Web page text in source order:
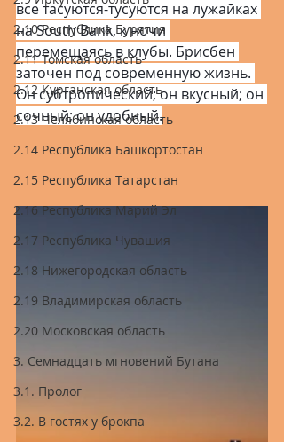
2.10 Республика Бурятия
2.11 Томская область
2.12 Курганская область
2.13 Челябинская область
2.14 Республика Башкортостан
2.15 Республика Татарстан
2.16 Республика Марий Эл
2.17 Республика Чувашия
2.18 Нижегородская область
2.19 Владимирская область
2.20 Московская область
3. Семнадцать мгновений Бутана
3.1. Пролог
3.2. В гостях у брокпа
все тасуются-тусуются на лужайках
на South Bank, к ночи
перемещаясь в клубы. Брисбен
заточен под современную жизнь.
Он субтропический; он вкусный; он
сочный; он удобный.